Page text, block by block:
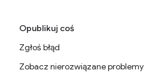
Opublikuj coś
Zgłoś błąd
Zobacz nierozwiązane problemy